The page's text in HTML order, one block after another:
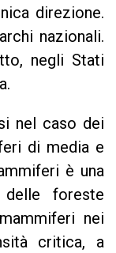
direzione.
nazionali.
negli Stati
nel caso dei
di media e
è una
foreste
nei
critica, a